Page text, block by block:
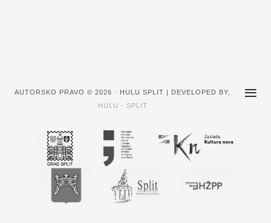
AUTORSKO PRAVO © 2026 · HULU SPLIT | DEVELOPED BY,
HULU - SPLIT